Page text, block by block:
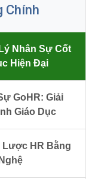
Chính
Nhân Sự Cốt
Hiện Đại
GoHR: Giải
Giáo Dục
Lược HR Bằng